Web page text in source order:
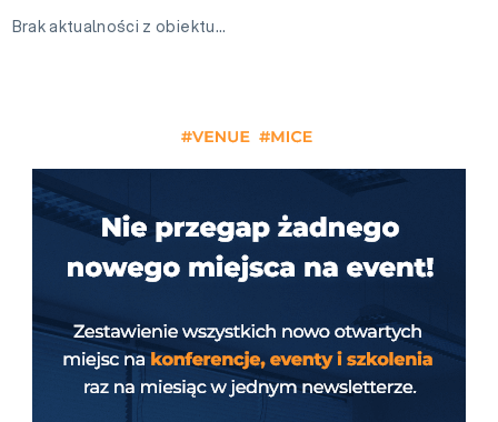
Brak aktualności z obiektu…